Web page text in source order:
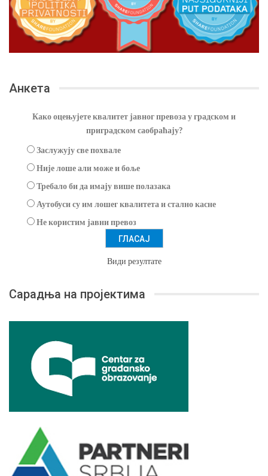
Анкета
Како оцењујете квалитет јавног превоза у градском и
приградском саобраћају?
Заслужују све похвале
Није лоше али може и боље
Требало би да имају више полазака
Аутобуси су им лошег квалитета и стално касне
Не користим јавни превоз
Види резултате
Сарадња на пројектима